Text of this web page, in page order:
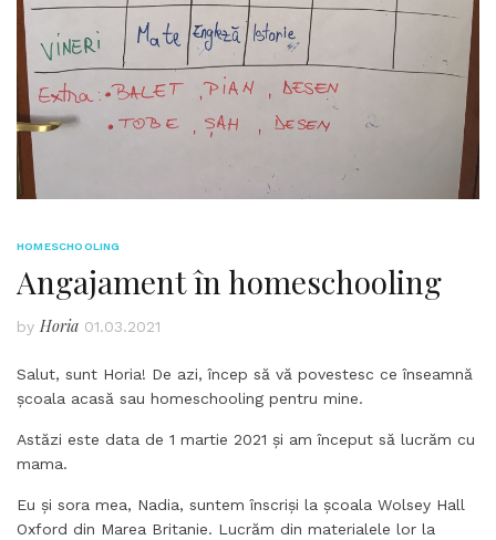
HOMESCHOOLING
Angajament în homeschooling
byHoria 01.03.2021
Salut, sunt Horia! De azi, încep să vă povestesc ce înseamnă
școala acasă sau homeschooling pentru mine.
Astăzi este data de 1 martie 2021 și am început să lucrăm cu
mama.
Eu și sora mea, Nadia, suntem înscriși la școala Wolsey Hall
Oxford din Marea Britanie. Lucrăm din materialele lor la